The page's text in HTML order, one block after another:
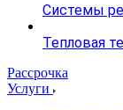
Системы
Тепловая
Рассрочка
Услуги